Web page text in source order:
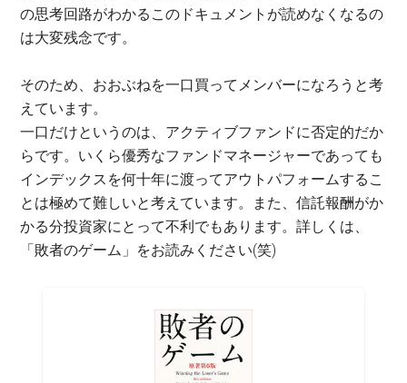
の思考回路がわかるこのドキュメントが読めなくなるの
は大変残念です。
そのため、おおぶねを一口買ってメンバーになろうと考
えています。
一口だけというのは、アクティブファンドに否定的だか
らです。いくら優秀なファンドマネージャーであっても
インデックスを何十年に渡ってアウトパフォームするこ
とは極めて難しいと考えています。また、信託報酬がか
かる分投資家にとって不利でもあります。詳しくは、
「敗者のゲーム」をお読みください(笑)